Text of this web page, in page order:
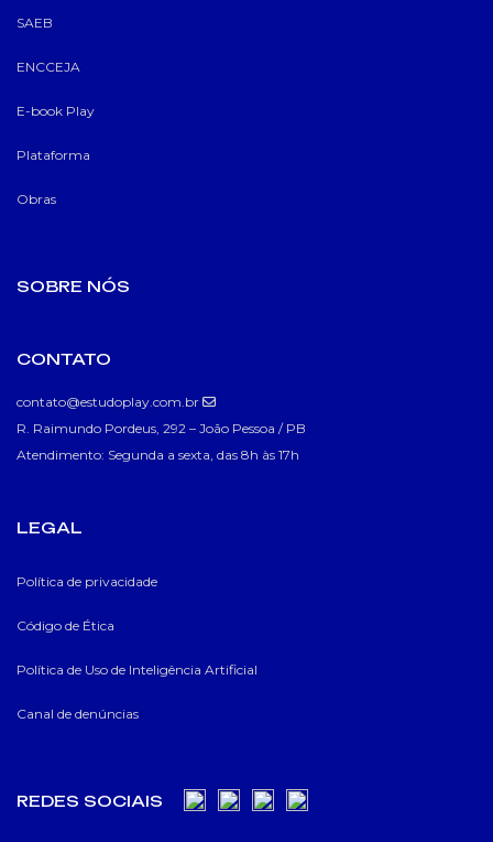
SAEB
ENCCEJA
E-book Play
Plataforma
Obras
SOBRE NÓS
CONTATO
contato@estudoplay.com.br
R. Raimundo Pordeus, 292 – João Pessoa / PB
Atendimento: Segunda a sexta, das 8h às 17h
LEGAL
Política de privacidade
Código de Ética
Política de Uso de Inteligência Artificial
Canal de denúncias
REDES SOCIAIS